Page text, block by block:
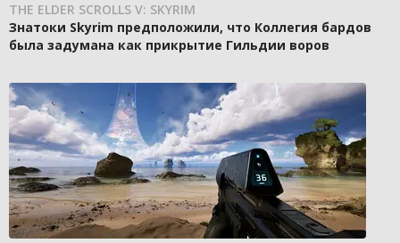
THE ELDER SCROLLS V: SKYRIM
Знатоки Skyrim предположили, что Коллегия бардов
была задумана как прикрытие Гильдии воров